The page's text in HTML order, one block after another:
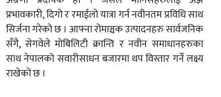
प्रभावकारी, दिगो र रमाईलो यात्रा गर्न नवीनतम प्रविधि साथ
सिर्जना गरेको छ । आफ्ना रोमाञ्चक उत्पादनहरु सार्वजनिक
सँगै, सेगवेले मोबिलिटी क्रान्ति र नवीन समाधानहरुका
साथ नेपालको सवारीसाधन बजारमा थप विस्तार गर्ने लक्ष्य
राखेको छ ।